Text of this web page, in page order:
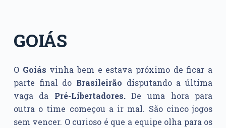
GOIÁS
O Goiás vinha bem e estava próximo de ficar a
parte final do Brasileirão disputando a última
vaga da Pré-Libertadores.De uma hora para
outra o time começou a ir mal. São cinco jogos
sem vencer. O curioso é que a equipe olha para os